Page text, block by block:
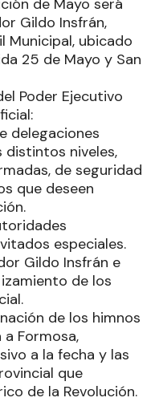
de celeste y
aniversario de
acto oficial por el
de Mayo será
Gildo Insfrán,
ubicado
25 de Mayo y San
Poder Ejecutivo
delegaciones
niveles,
de seguridad
que deseen
especiales.
Gildo Insfrán e
de los
de los himnos
Formosa,